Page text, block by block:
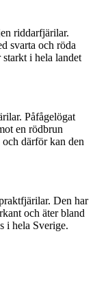
riddarfjärilar.
svarta och röda
i hela landet
Påfågelögat
en rödbrun
därför kan den
Den har
och äter bland
i hela Sverige.